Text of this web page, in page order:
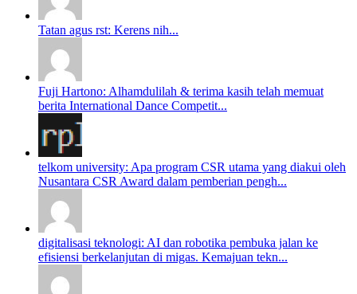
Tatan agus rst: Kerens nih...
Fuji Hartono: Alhamdulilah & terima kasih telah memuat
berita International Dance Competit...
telkom university: Apa program CSR utama yang diakui oleh
Nusantara CSR Award dalam pemberian pengh...
digitalisasi teknologi: AI dan robotika pembuka jalan ke
efisiensi berkelanjutan di migas. Kemajuan tekn...